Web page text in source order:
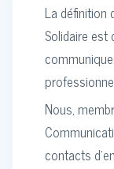
La définition
Solidaire est
Nous,
contacts